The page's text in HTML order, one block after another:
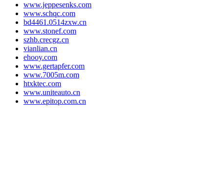
www.jeppesenks.com
www.schqc.com
bd4461.0514zxw.cn
www.stonef.com
szhb.crecgz.cn
vianlian.cn
ehooy.com
www.gertapfer.com
www.7005m.com
htxktec.com
www.uniteauto.cn
www.epitop.com.cn